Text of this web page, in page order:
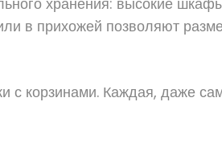
в прихожей позволяют
с корзинами. Каждая, даже